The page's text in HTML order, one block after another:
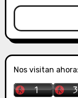
Nos visitan ahora: